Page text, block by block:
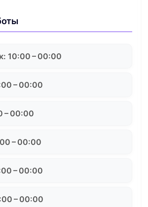
10:00 – 00:00
– 00:00
– 00:00
– 00:00
– 00:00
– 00:00